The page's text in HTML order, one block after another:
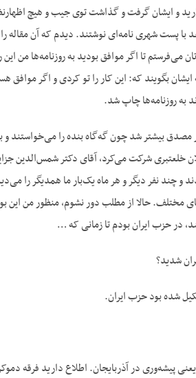
و ایشان گرفت و گذاشت توی جیب و هیچ
با پست شهری نامه‌ای نوشتند. دیدم که آن
می‌فرستم تا اگر موافق بودید به روزنامه‌ها من
بگویند که: این کار را تو کردی و اگر موافق
به روزنامه‌ها چاپ شد.
مصدق بیشتر شد چون گه‌گاه بنده را می‌خواستند
خلعتبری شرکت می‌کرد، آقای دکتر شمس‌الدین
و چند نفر دیگر و هر ماه یک‌بار ما همدیگر را
مختلف. حالا از مطلب دور نشوم، منظور من
در حزب ایران بودم تا زمانی که …
شدید؟
پیشه‌وری در آذربایجان. اطلاع دارید فرقه